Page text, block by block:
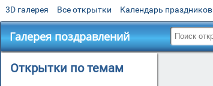
3D галерея Все открытки Календарь праздников
Галерея поздравлений
Открытки по темам